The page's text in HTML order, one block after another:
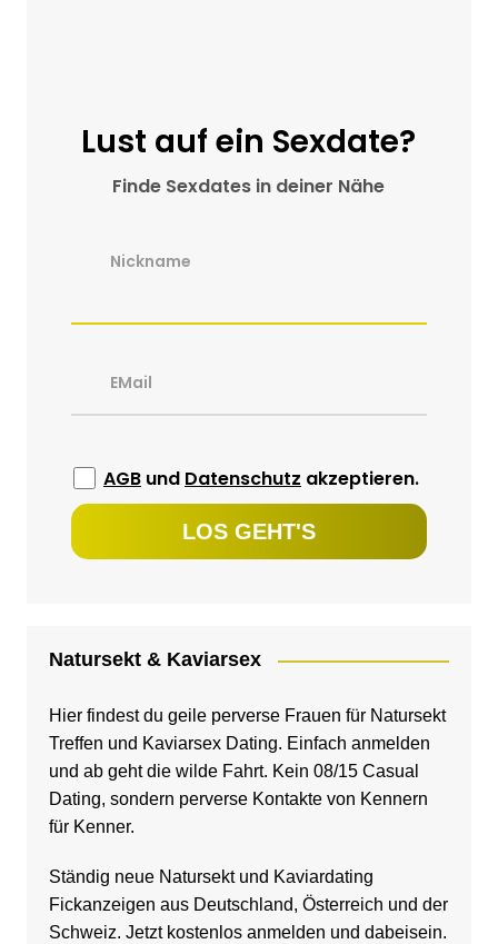
Lust auf ein Sexdate?
Finde Sexdates in deiner Nähe
Nickname
EMail
AGBund Datenschutz akzeptieren.
Natursekt & Kaviarsex
Hier findest du geile perverse Frauen für Natursekt
Treffen und Kaviarsex Dating. Einfach anmelden
und ab geht die wilde Fahrt. Kein 08/15 Casual
Dating, sondern perverse Kontakte von Kennern
für Kenner.
Ständig neue Natursekt und Kaviardating
Fickanzeigen aus Deutschland, Österreich und der
Schweiz. Jetzt kostenlos anmelden und dabeisein.